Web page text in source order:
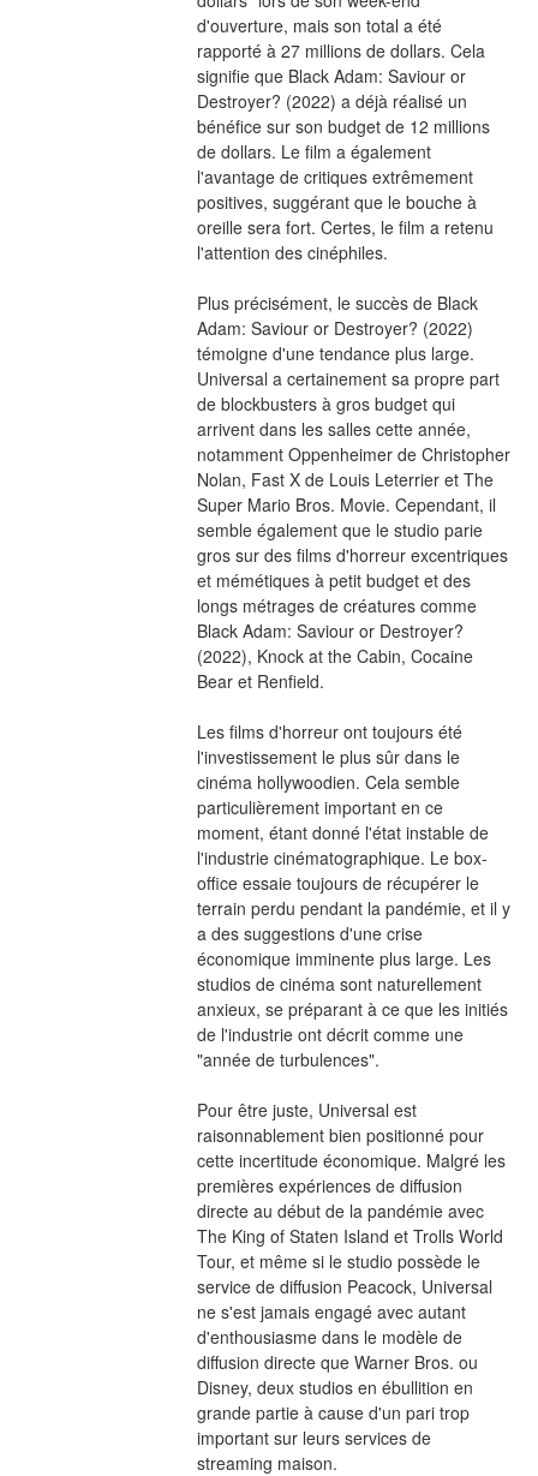
d'ouverture, mais son total a été
rapporté à 27 millions de dollars. Cela
signifie que Black Adam: Saviour or
Destroyer? (2022) a déjà réalisé un
bénéfice sur son budget de 12 millions
de dollars. Le film a également
l'avantage de critiques extrêmement
positives, suggérant que le bouche à
oreille sera fort. Certes, le film a retenu
l'attention des cinéphiles.
Plus précisément, le succès de Black
Adam: Saviour or Destroyer? (2022)
témoigne d'une tendance plus large.
Universal a certainement sa propre part
de blockbusters à gros budget qui
arrivent dans les salles cette année,
notamment Oppenheimer de Christopher
Nolan, Fast X de Louis Leterrier et The
Super Mario Bros. Movie. Cependant, il
semble également que le studio parie
gros sur des films d'horreur excentriques
et mémétiques à petit budget et des
longs métrages de créatures comme
Black Adam: Saviour or Destroyer?
(2022), Knock at the Cabin, Cocaine
Bear et Renfield.
Les films d'horreur ont toujours été
l'investissement le plus sûr dans le
cinéma hollywoodien. Cela semble
particulièrement important en ce
moment, étant donné l'état instable de
l'industrie cinématographique. Le box-
office essaie toujours de récupérer le
terrain perdu pendant la pandémie, et il y
a des suggestions d'une crise
économique imminente plus large. Les
studios de cinéma sont naturellement
anxieux, se préparant à ce que les initiés
de l'industrie ont décrit comme une
"année de turbulences".
Pour être juste, Universal est
raisonnablement bien positionné pour
cette incertitude économique. Malgré les
premières expériences de diffusion
directe au début de la pandémie avec
The King of Staten Island et Trolls World
Tour, et même si le studio possède le
service de diffusion Peacock, Universal
ne s'est jamais engagé avec autant
d'enthousiasme dans le modèle de
diffusion directe que Warner Bros. ou
Disney, deux studios en ébullition en
grande partie à cause d'un pari trop
important sur leurs services de
streaming maison.